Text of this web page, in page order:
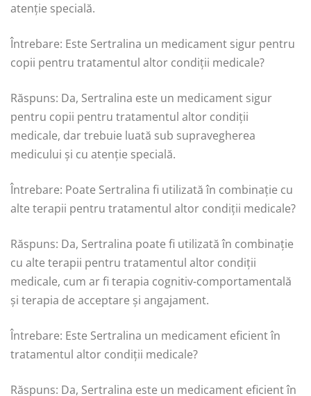
atenție specială.
Întrebare: Este Sertralina un medicament sigur pentru
copii pentru tratamentul altor condiții medicale?
Răspuns: Da, Sertralina este un medicament sigur
pentru copii pentru tratamentul altor condiții
medicale, dar trebuie luată sub supravegherea
medicului și cu atenție specială.
Întrebare: Poate Sertralina fi utilizată în combinație cu
alte terapii pentru tratamentul altor condiții medicale?
Răspuns: Da, Sertralina poate fi utilizată în combinație
cu alte terapii pentru tratamentul altor condiții
medicale, cum ar fi terapia cognitiv-comportamentală
și terapia de acceptare și angajament.
Întrebare: Este Sertralina un medicament eficient în
tratamentul altor condiții medicale?
Răspuns: Da, Sertralina este un medicament eficient în